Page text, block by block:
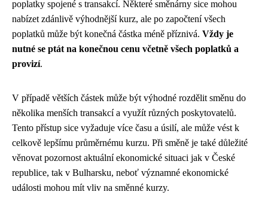
poplatky spojené s transakcí. Některé směnárny sice mohou
nabízet zdánlivě výhodnější kurz, ale po započtení všech
poplatků může být konečná částka méně příznivá. Vždy je
nutné se ptát na konečnou cenu včetně všech poplatků a
provizí.
V případě větších částek může být výhodné rozdělit směnu do
několika menších transakcí a využít různých poskytovatelů.
Tento přístup sice vyžaduje více času a úsilí, ale může vést k
celkově lepšímu průměrnému kurzu. Při směně je také důležité
věnovat pozornost aktuální ekonomické situaci jak v České
republice, tak v Bulharsku, neboť významné ekonomické
události mohou mít vliv na směnné kurzy.